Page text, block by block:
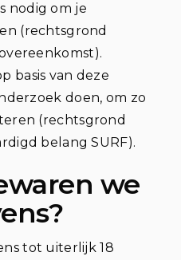
nodig om je
(rechtsgrond
basis van deze
doen, om zo
(rechtsgrond
belang SURF).
we
tot uiterlijk 18